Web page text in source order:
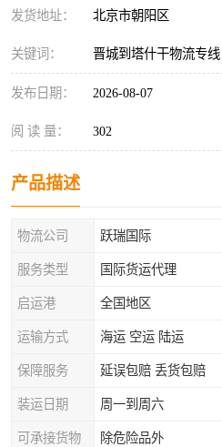
发货地址： 北京市朝阳区
关键词： 晋城到塔什干物流专线
发布日期： 2026-08-07
阅 读 量： 302
产品描述
物流公司 跃瑞国际
服务类型 国际货运代理
启运港 全国地区
运输方式 海运 空运 陆运
保障服务 延误包赔 丢货包赔
装运日期 周一到周六
可承接货物 除危险品外